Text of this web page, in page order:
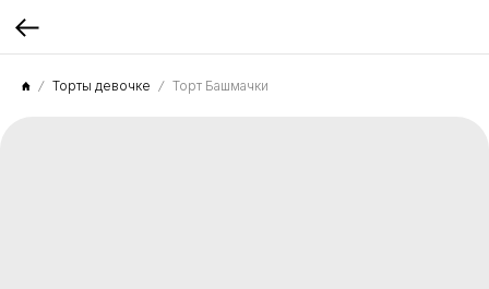
Торты девочке Торт Башмачки